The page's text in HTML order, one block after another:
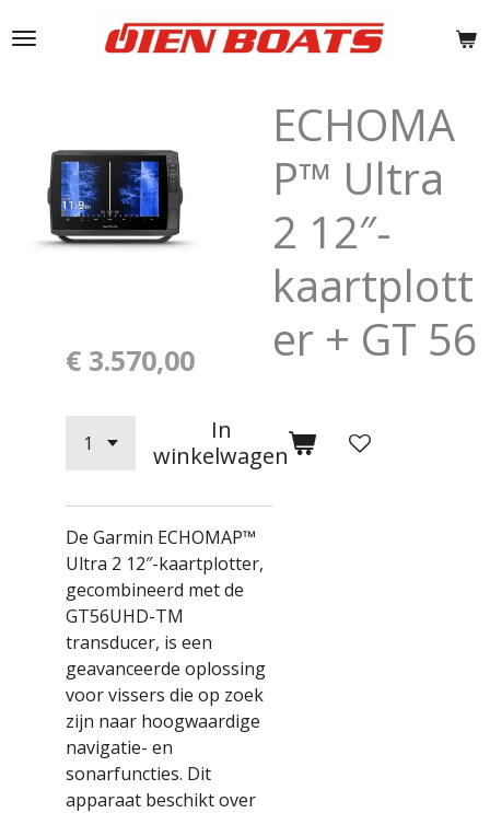
direct
ECHOMA
P™ Ultra
2 12″-
kaartplott
er + GT 56
€ 3.570,00
In
winkelwagen
De Garmin ECHOMAP™
Ultra 2 12″-kaartplotter,
gecombineerd met de
GT56UHD-TM
transducer, is een
geavanceerde oplossing
voor vissers die op zoek
zijn naar hoogwaardige
navigatie- en
sonarfuncties. Dit
apparaat beschikt over